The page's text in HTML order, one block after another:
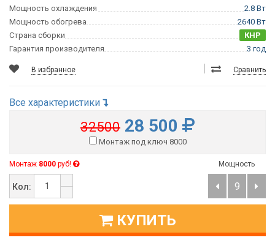
Мощность охлаждения
2.8 Вт
Мощность обогрева
2640 Вт
Страна сборки
КНР
Гарантия производителя
3 год
В избранное Сравнить
Все характеристики
32500 28 500
Монтаж под ключ 8000
Монтаж 8000 руб!
Кол:
Мощность
9
КУПИТЬ